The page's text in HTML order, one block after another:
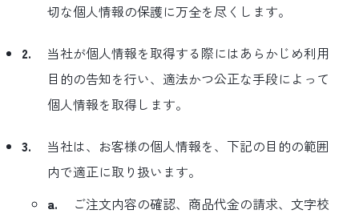
切な個人情報の保護に万全を尽くします。
2.
当社が個人情報を取得する際にはあらかじめ利用
目的の告知を行い、適法かつ公正な手段によって
個人情報を取得します。
3.
当社は、お客様の個人情報を、下記の目的の範囲
内で適正に取り扱います。
a.
ご注文内容の確認、商品代金の請求、文字校